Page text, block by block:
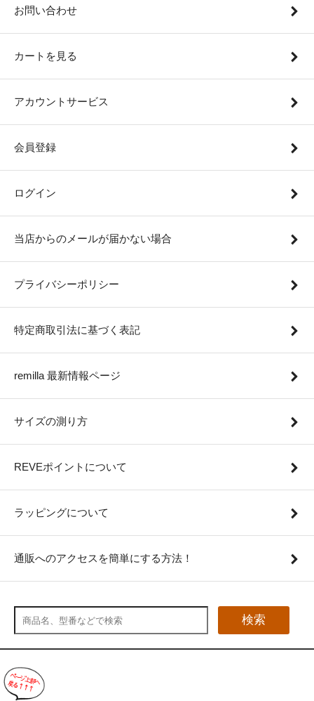
お問い合わせ
カートを見る
アカウントサービス
会員登録
ログイン
当店からのメールが届かない場合
プライバシーポリシー
特定商取引法に基づく表記
remilla 最新情報ページ
サイズの測り方
REVEポイントについて
ラッピングについて
通販へのアクセスを簡単にする方法！
検索